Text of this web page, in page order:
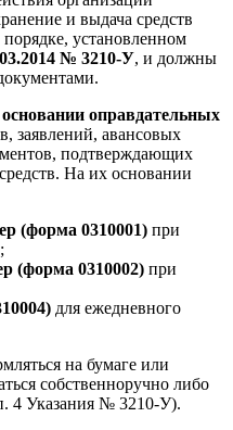
и выдача средств
установленном
№ 3210-У, и должны
оправдательных
заявлений, авансовых
подтверждающих
На их основании
(форма 0310001) при
(форма 0310002) при
для ежедневного
на бумаге или
собственноручно либо
4 Указания № 3210-У).